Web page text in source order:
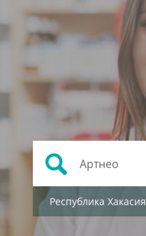
Республика Хакасия